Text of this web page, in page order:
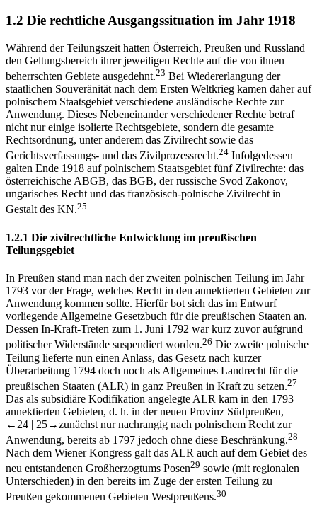
1.2 Die rechtliche Ausgangssituation im Jahr 1918
Während der Teilungszeit hatten Österreich, Preußen und Russland
den Geltungsbereich ihrer jeweiligen Rechte auf die von ihnen
beherrschten Gebiete ausgedehnt.23 Bei Wiedererlangung der
staatlichen Souveränität nach dem Ersten Weltkrieg kamen daher auf
polnischem Staatsgebiet verschiedene ausländische Rechte zur
Anwendung. Dieses Nebeneinander verschiedener Rechte betraf
nicht nur einige isolierte Rechtsgebiete, sondern die gesamte
Rechtsordnung, unter anderem das Zivilrecht sowie das
Gerichtsverfassungs- und das Zivilprozessrecht.24 Infolgedessen
galten Ende 1918 auf polnischem Staatsgebiet fünf Zivilrechte: das
österreichische ABGB, das BGB, der russische Svod Zakonov,
ungarisches Recht und das französisch-polnische Zivilrecht in
Gestalt des KN.25
1.2.1 Die zivilrechtliche Entwicklung im preußischen
Teilungsgebiet
In Preußen stand man nach der zweiten polnischen Teilung im Jahr
1793 vor der Frage, welches Recht in den annektierten Gebieten zur
Anwendung kommen sollte. Hierfür bot sich das im Entwurf
vorliegende Allgemeine Gesetzbuch für die preußischen Staaten an.
Dessen In-Kraft-Treten zum 1. Juni 1792 war kurz zuvor aufgrund
politischer Widerstände suspendiert worden.26 Die zweite polnische
Teilung lieferte nun einen Anlass, das Gesetz nach kurzer
Überarbeitung 1794 doch noch als Allgemeines Landrecht für die
preußischen Staaten (ALR) in ganz Preußen in Kraft zu setzen.27
Das als subsidiäre Kodifikation angelegte ALR kam in den 1793
annektierten Gebieten, d. h. in der neuen Provinz Südpreußen,
←24 | 25→zunächst nur nachrangig nach polnischem Recht zur
Anwendung, bereits ab 1797 jedoch ohne diese Beschränkung.28
Nach dem Wiener Kongress galt das ALR auch auf dem Gebiet des
neu entstandenen Großherzogtums Posen29 sowie (mit regionalen
Unterschieden) in den bereits im Zuge der ersten Teilung zu
Preußen gekommenen Gebieten Westpreußens.30